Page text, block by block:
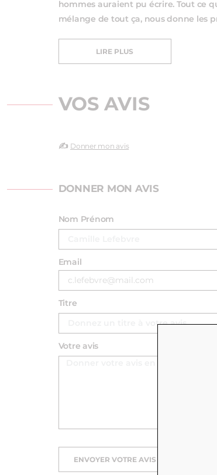
hommes auraient pu écrire. Tout ce
mélange de tout ça, nous donne les
LIRE PLUS
VOS AVIS
✍️ Donner mon avis
DONNER MON AVIS
Nom Prénom
Email
Titre
Votre avis
ENVOYER VOTRE AVIS